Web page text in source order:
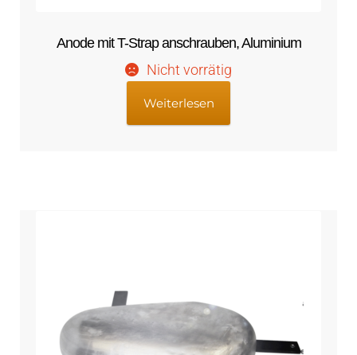
Anode mit T-Strap anschrauben, Aluminium
Nicht vorrätig
Weiterlesen